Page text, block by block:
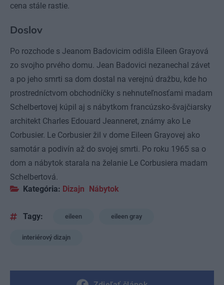
cena stále rastie.
Doslov
Po rozchode s Jeanom Badovicim odišla Eileen Grayová
zo svojho prvého domu. Jean Badovici nezanechal závet
a po jeho smrti sa dom dostal na verejnú dražbu, kde ho
prostredníctvom obchodníčky s nehnuteľnosťami madam
Schelbertovej kúpil aj s nábytkom francúzsko-švajčiarsky
architekt Charles Edouard Jeanneret, známy ako Le
Corbusier. Le Corbusier žil v dome Eileen Grayovej ako
samotár a podivín až do svojej smrti. Po roku 1965 sa o
dom a nábytok starala na želanie Le Corbusiera madam
Schelbertová.
Kategória: Dizajn Nábytok
Tagy: eileen eileen gray
interiérový dizajn